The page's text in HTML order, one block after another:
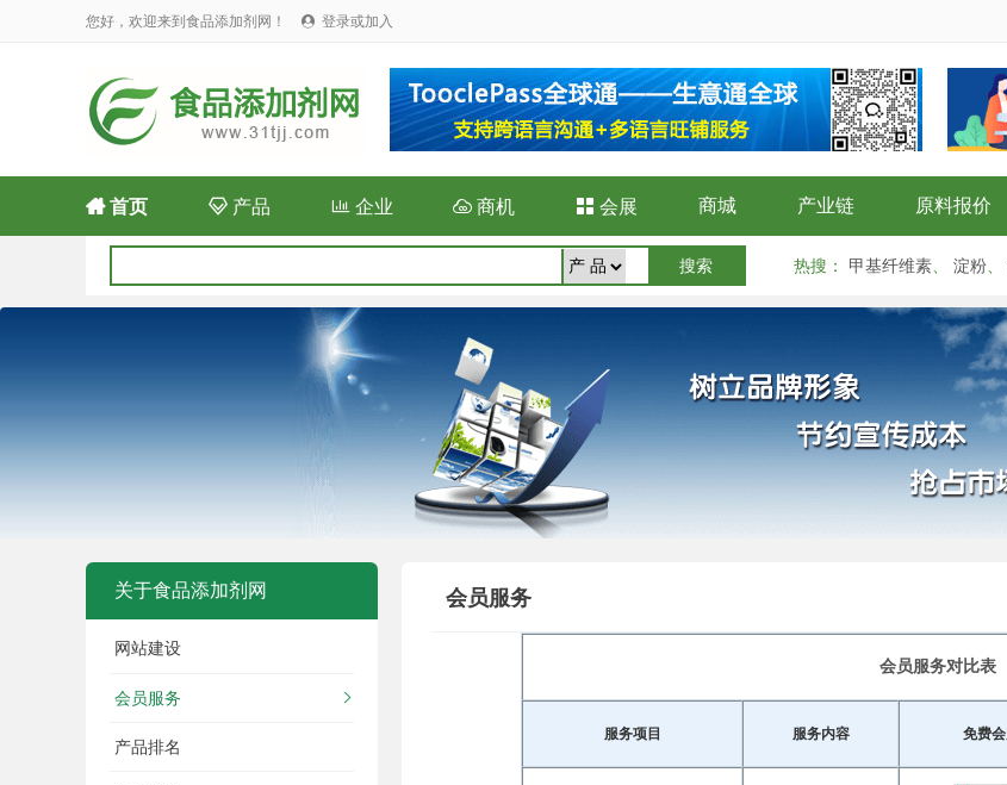
您好，欢迎来到食品添加剂网！  登录或加入
首页 产品 企业  商机  会展 商城 产业链 原料报价
热搜 ： 甲基纤维素 淀粉
关于食品添加剂网
网站建设
会员服务
产品排名
会员服务